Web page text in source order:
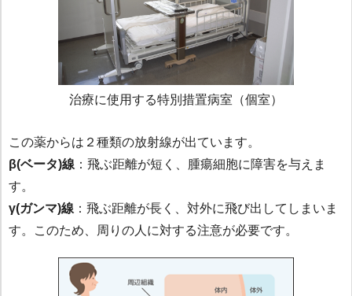
治療に使用する特別措置病室（個室）
この薬からは２種類の放射線が出ています。
β(ベータ)線：飛ぶ距離が短く、腫瘍細胞に障害を与えま
す。
γ(ガンマ)線：飛ぶ距離が長く、対外に飛び出してしまいま
す。このため、周りの人に対する注意が必要です。